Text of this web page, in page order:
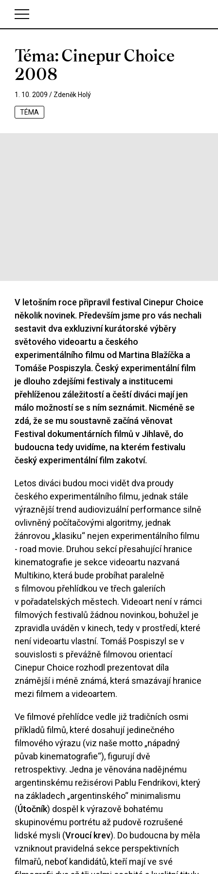
V košíku zatím nemáte žádné položky.
Téma: Cinepur Choice
2008
1. 10. 2009 / Zdeněk Holý
TÉMA
V letošním roce připravil festival Cinepur Choice
několik novinek. Především jsme pro vás nechali
sestavit dva exkluzivní kurátorské výběry
světového videoartu a českého
experimentálního filmu od Martina Blažíčka a
Tomáše Pospiszyla. Český experimentální film
je dlouho zdejšími festivaly a institucemi
přehlíženou záležitostí a čeští diváci mají jen
málo možností se s ním seznámit. Nicméně se
zdá, že se mu soustavně začíná věnovat
Festival dokumentárních filmů v Jihlavě, do
budoucna tedy uvidíme, na kterém festivalu
český experimentální film zakotví.
Letos diváci budou moci vidět dva proudy
českého experimentálního filmu, jednak stále
výraznější trend audiovizuální performance silně
ovlivněný počítačovými algoritmy, jednak
žánrovou „klasiku“ nejen experimentálního filmu
- road movie. Druhou sekcí přesahující hranice
kinematografie je sekce videoartu nazvaná
Multikino, která bude probíhat paralelně
s filmovou přehlídkou ve třech galeriích
v pořadatelských městech. Videoart není v rámci
filmových festivalů žádnou novinkou, bohužel je
zpravidla uváděn v kinech, tedy v prostředí, které
není videoartu vlastní. Tomáš Pospiszyl se v
souvislosti s převážně filmovou orientací
Cinepur Choice rozhodl prezentovat díla
známější i méně známá, která smazávají hranice
mezi filmem a videoartem.
Ve filmové přehlídce vedle již tradičních osmi
příkladů filmů, které dosahují jedinečného
filmového výrazu (viz naše motto „nápadný
půvab kinematografie“), figurují dvě
retrospektivy. Jedna je věnována nadějnému
argentinskému režisérovi Pablu Fendrikovi, který
na základech „argentinského“ minimalismu
(Útočník) dospěl k výrazově bohatému
skupinovému portrétu až pudově rozrušené
lidské mysli (Vroucí krev). Do budoucna by měla
vzniknout pravidelná sekce perspektivních
filmařů, neboť kandidátů, kteří mají ve své